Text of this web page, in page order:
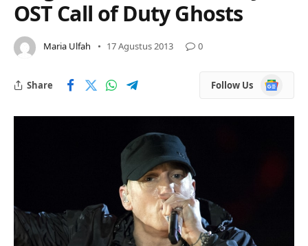
OST Call of Duty Ghosts
Maria Ulfah 17 Agustus 2013 0
Share Follow Us
Google
News